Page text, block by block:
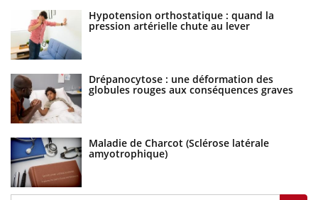
Hypotension orthostatique : quand la
pression artérielle chute au lever
Drépanocytose : une déformation des
globules rouges aux conséquences graves
Maladie de Charcot (Sclérose latérale
amyotrophique)